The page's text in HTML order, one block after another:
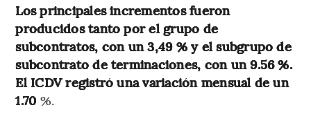
Los principales incrementos fueron
producidos tanto por el grupo de
subcontratos, con un 3,49 % y el subgrupo de
subcontrato de terminaciones, con un 9.56 %.
El ICDV registró una variación mensual de un
1.70 %.